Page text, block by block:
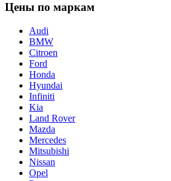
Цены по маркам
Audi
BMW
Citroen
Ford
Honda
Hyundai
Infiniti
Kia
Land Rover
Mazda
Mercedes
Mitsubishi
Nissan
Opel